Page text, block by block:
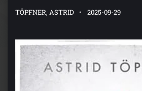
TÖPFNER, ASTRID 2025-09-29